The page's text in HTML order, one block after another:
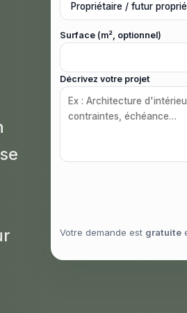
Surface (m², optionnel)
Décrivez votre projet
Votre demande est gratuite